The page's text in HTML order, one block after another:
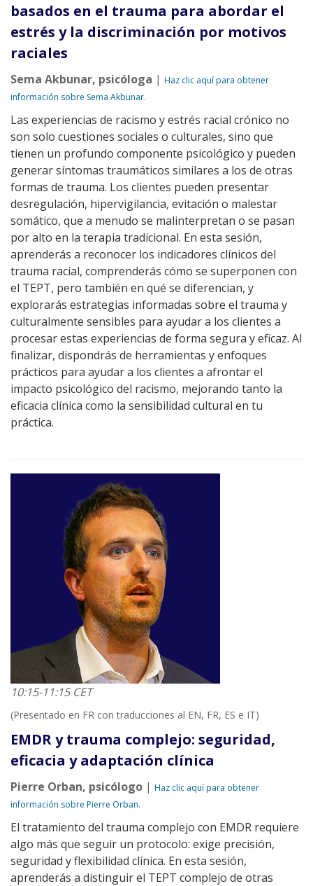
basados en el trauma para abordar el
estrés y la discriminación por motivos
raciales
Sema Akbunar, psicóloga | Haz clic aquí para obtener
información sobre Sema Akbunar.
Las experiencias de racismo y estrés racial crónico no
son solo cuestiones sociales o culturales, sino que
tienen un profundo componente psicológico y pueden
generar síntomas traumáticos similares a los de otras
formas de trauma. Los clientes pueden presentar
desregulación, hipervigilancia, evitación o malestar
somático, que a menudo se malinterpretan o se pasan
por alto en la terapia tradicional. En esta sesión,
aprenderás a reconocer los indicadores clínicos del
trauma racial, comprenderás cómo se superponen con
el TEPT, pero también en qué se diferencian, y
explorarás estrategias informadas sobre el trauma y
culturalmente sensibles para ayudar a los clientes a
procesar estas experiencias de forma segura y eficaz. Al
finalizar, dispondrás de herramientas y enfoques
prácticos para ayudar a los clientes a afrontar el
impacto psicológico del racismo, mejorando tanto la
eficacia clínica como la sensibilidad cultural en tu
práctica.
10:15-11:15 CET
(Presentado en FR con traducciones al EN, FR, ES e IT)
EMDR y trauma complejo: seguridad,
eficacia y adaptación clínica
Pierre Orban, psicólogo | Haz clic aquí para obtener
información sobre Pierre Orban.
El tratamiento del trauma complejo con EMDR requiere
algo más que seguir un protocolo: exige precisión,
seguridad y flexibilidad clínica. En esta sesión,
aprenderás a distinguir el TEPT complejo de otras